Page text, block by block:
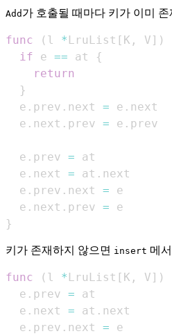
Add 가 호출될 때마다 키가 이미
func ( l * LruList [ K , V ] )
if e == at
{
return
}
  e
. prev . next = e .
  e
. next . prev = e .
  e
. prev =
  e
. next = at .
  e
. prev . next =
  e
. next . prev =
}
키가 존재하지 않으면 insert 메
func ( l * LruList [ K , V ] )
  e
. prev =
  e
. next = at .
  e
. prev . next =